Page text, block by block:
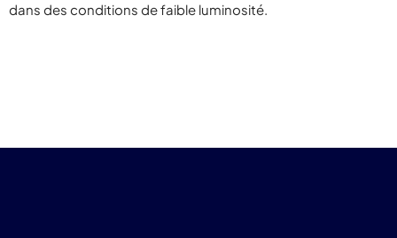
dans des conditions de faible luminosité.